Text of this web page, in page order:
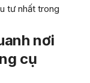
tư nhất trong
nơi
cụ